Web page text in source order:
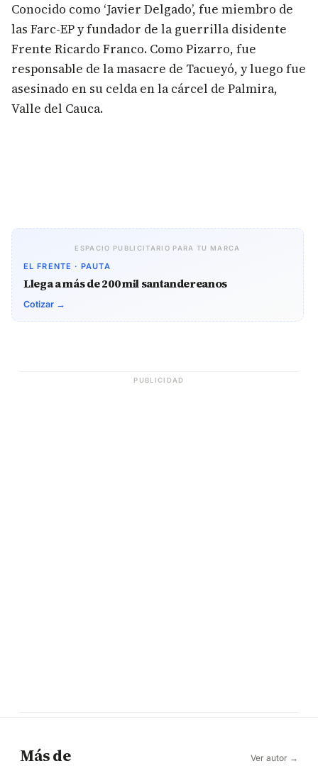
Conocido como ‘Javier Delgado’, fue miembro de
las Farc-EP y fundador de la guerrilla disidente
Frente Ricardo Franco. Como Pizarro, fue
responsable de la masacre de Tacueyó, y luego fue
asesinado en su celda en la cárcel de Palmira,
Valle del Cauca.
ESPACIO PUBLICITARIO PARA TU MARCA
EL FRENTE · PAUTA
Llega a más de 200 mil santandereanos
Cotizar →
PUBLICIDAD
Más de Ver autor →